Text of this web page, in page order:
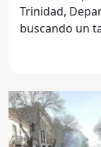
Trinidad,
buscando un